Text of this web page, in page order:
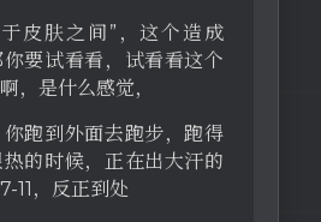
皮肤之间”，这个造成
要试看看，试看看这个
，是什么感觉，
跑到外面去跑步，跑得
的时候，正在出大汗的
11，反正到处